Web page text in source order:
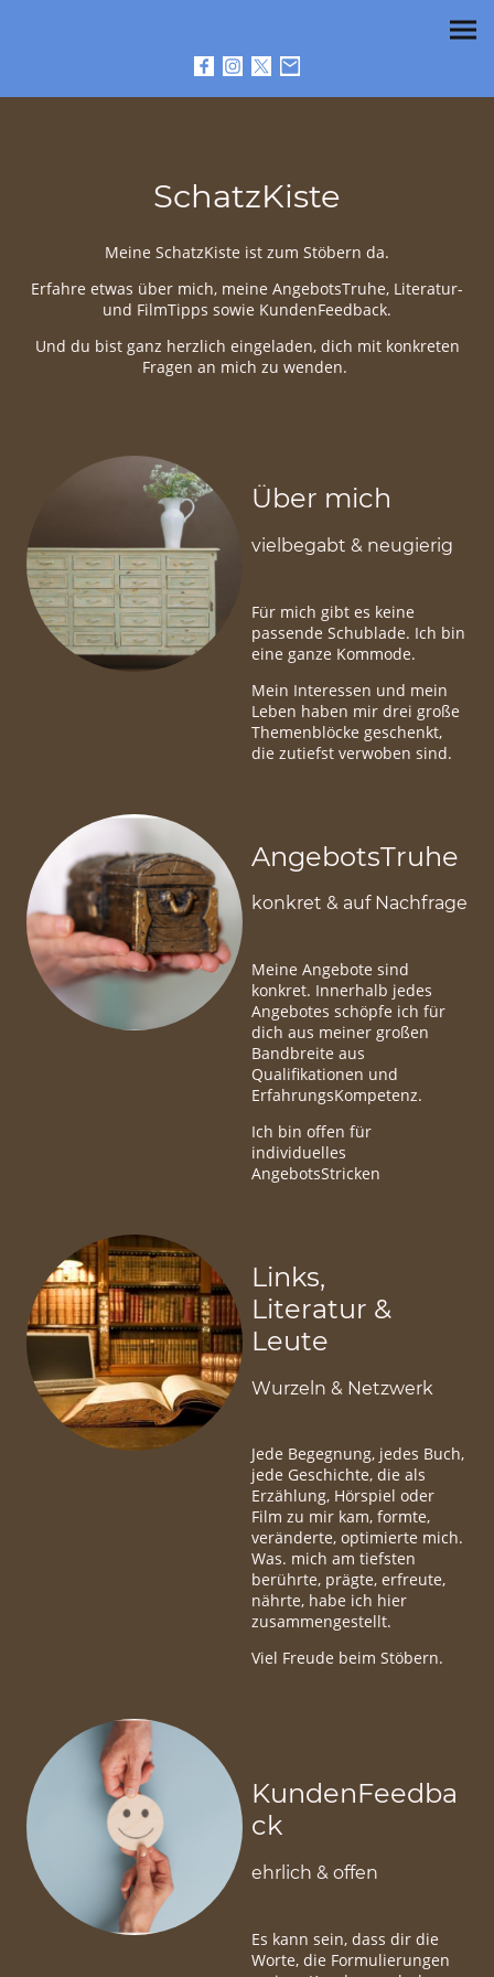
SchatzKiste
Meine SchatzKiste ist zum Stöbern da.
Erfahre etwas über mich, meine AngebotsTruhe, Literatur-
und FilmTipps sowie KundenFeedback.
Und du bist ganz herzlich eingeladen, dich mit konkreten
Fragen an mich zu wenden.
Über mich
vielbegabt & neugierig
Für mich gibt es keine
passende Schublade. Ich bin
eine ganze Kommode.
Mein Interessen und mein
Leben haben mir drei große
Themenblöcke geschenkt,
die zutiefst verwoben sind.
AngebotsTruhe
konkret & auf Nachfrage
Meine Angebote sind
konkret. Innerhalb jedes
Angebotes schöpfe ich für
dich aus meiner großen
Bandbreite aus
Qualifikationen und
ErfahrungsKompetenz.
Ich bin offen für
individuelles
AngebotsStricken
Links,
Literatur &
Leute
Wurzeln & Netzwerk
Jede Begegnung, jedes Buch,
jede Geschichte, die als
Erzählung, Hörspiel oder
Film zu mir kam, formte,
veränderte, optimierte mich.
Was. mich am tiefsten
berührte, prägte, erfreute,
nährte, habe ich hier
zusammengestellt.
Viel Freude beim Stöbern.
KundenFeedba
ck
ehrlich & offen
Es kann sein, dass dir die
Worte, die Formulierungen